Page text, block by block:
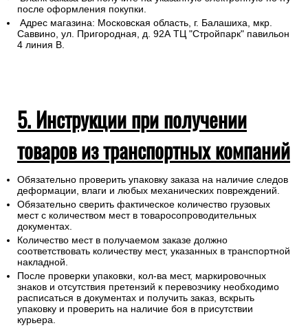
после оформления покупки.
Адрес магазина: Московская область, г. Балашиха, мкр.
Саввино, ул. Пригородная, д. 92А ТЦ "Стройпарк" павильон
4 линия В.
5. Инструкции при получении
товаров из транспортных компаний
Обязательно проверить упаковку заказа на наличие следов
деформации, влаги и любых механических повреждений.
Обязательно сверить фактическое количество грузовых
мест с количеством мест в товаросопроводительных
документах.
Количество мест в получаемом заказе должно
соответствовать количеству мест, указанных в транспортной
накладной.
После проверки упаковки, кол-ва мест, маркировочных
знаков и отсутствия претензий к перевозчику необходимо
расписаться в документах и получить заказ, вскрыть
упаковку и проверить на наличие боя в присутствии
курьера.